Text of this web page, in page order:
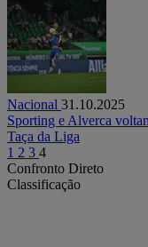
Nacional 31.10.2025
Sporting e Alverca
Taça da Liga
1 2 3 4
Confronto Direto
Classificação